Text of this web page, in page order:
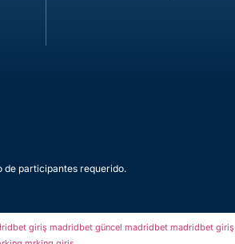
de participantes requerido.
giriş madridbet güncel madridbet madridbet giriş